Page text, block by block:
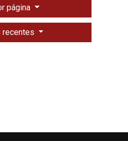
página
recentes